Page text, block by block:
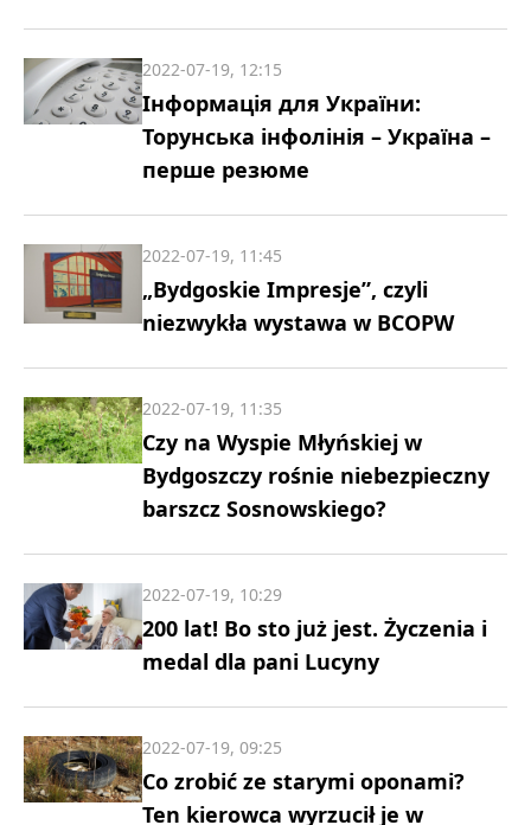
Інформація для України:
Торунська інфолінія – Україна –
перше резюме
2022-07-19, 12:15
„Bydgoskie Impresje”, czyli
niezwykła wystawa w BCOPW
2022-07-19, 11:45
Czy na Wyspie Młyńskiej w
Bydgoszczy rośnie niebezpieczny
barszcz Sosnowskiego?
2022-07-19, 11:35
200 lat! Bo sto już jest. Życzenia i
medal dla pani Lucyny
2022-07-19, 10:29
Co zrobić ze starymi oponami?
Ten kierowca wyrzucił je w
2022-07-19, 09:25